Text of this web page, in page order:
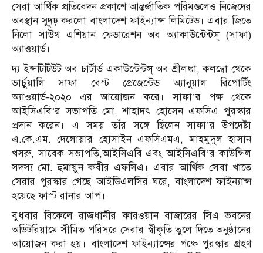
সেরা আর্থিক প্রতিবেদন প্রকাশে আন্তর্জাতিক পরিমণ্ডলেও নিজেদের
অবস্থান সুদৃঢ় করলো বাংলাদেশ ফাইন্যান্স লিমিটেড। এবার জিতে
নিলো সাউথ এশিয়ান ফেডারেশন অব অ্যাকাউন্টেন্টস্ (সাফা)
অ্যাওয়ার্ড।
দ্য ইন্সটিটিউট অব চার্টার্ড একাউন্টেন্টস্ অব শ্রীলঙ্কা, কলম্বো থেকে
ভার্চুয়ালি সাফা বেস্ট প্রেজেন্টেড অ্যানুয়াল রিপোর্টিং
অ্যাওয়ার্ড-২০২০ এর আয়োজন করে। সাফা’র পক্ষ থেকে
আইসিএবি’র সভাপতি মো. শাহাদৎ হোসেন এফসিএ পুরস্কার
প্রদান করেন। এ সময় তাঁর সঙ্গে ছিলেন সাফা’র উপদেষ্টা
এ.কে.এম. দেলোয়ার হোসাইন এফসিএমএ, মাহমুদুল হাসান
খসরু, সাবেক সভাপতি,আইসিএবি এবং আইসিএবি’র কাউন্সিল
সদস্য মো. হুমায়ুন কবীর এফসিএ। এবার আর্থিক সেবা খাতে
সেরার পুরস্কার গেছে আইডিএলসির ঘরে, বাংলাদেশ ফাইন্যান্স
হয়েছে ফাস্ট রানার আপ।
বুধবার বিকেলে রাজধানীর কারওয়ান বাজারের সিএ ভবনের
অডিটরিয়ামে সীমিত পরিসরে সেরার স্বীকৃতি তুলে দিতে অনুষ্ঠানের
আয়োজন করা হয়। বাংলাদেশ ফাইন্যান্সের পক্ষে পুরস্কার গ্রহণ